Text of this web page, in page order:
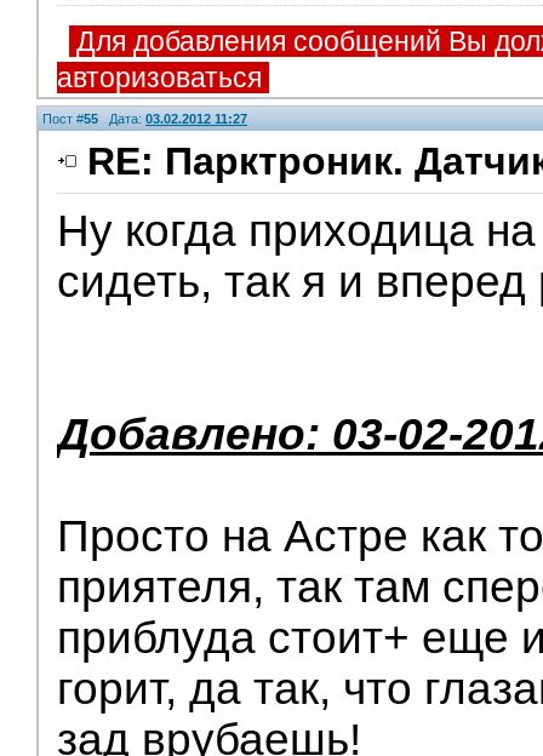
Для добавления сообщений Вы
авторизоваться
Пост #55 Дата: 03.02.2012 11:27
RE: Парктроник.
Ну когда приходица
сидеть, так я и
Добавлено: 03-02-
Просто на Астре как
приятеля, так там
приблуда стоит+ еще
горит, да так, что
зад врубаешь!